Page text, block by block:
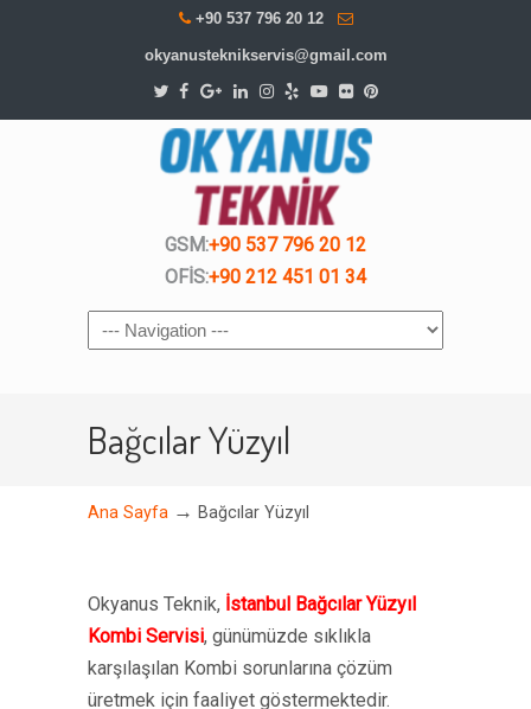
+90 537 796 20 12
okyanusteknikservis@gmail.com
GSM:+90 537 796 20 12
OFİS:+90 212 451 01 34
Navigation
Bağcılar Yüzyıl
Ana Sayfa → Bağcılar Yüzyıl
Okyanus Teknik, İstanbul Bağcılar Yüzyıl
Kombi Servisi, günümüzde sıklıkla
karşılaşılan Kombi sorunlarına çözüm
üretmek için faaliyet göstermektedir.